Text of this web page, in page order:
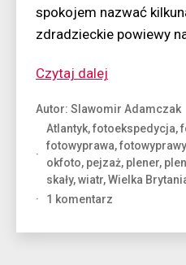
spokojem nazwać
zdradzieckie powiewy
Czytaj dalej
Autor: Slawomir Adamczak
Atlantyk,fotoekspedycja,
fotowyprawa,fotowyprawy
okfoto, pejzaż, plener,
skały,wiatr,Wielka
1 komentarz
cyklonu